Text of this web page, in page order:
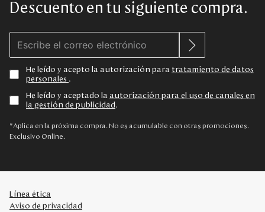
Descuento en tu siguiente compra.
He leído y acepto la autorización para tratamiento de datos
personales .
He leído y aceptado la autorización para el uso de canales en
la gestión de publicidad .
*Aplica en la próxima compra. No es acumulable con otras promociones.
Exclusivo Online.
Línea ética
Aviso de privacidad